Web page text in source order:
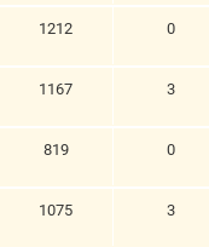
0
1212
3
1167
0
819
3
1075